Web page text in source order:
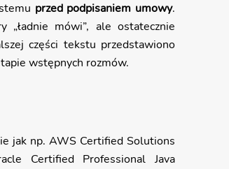
przed podpisaniem umowy.
„ładnie mówi”, ale ostatecznie
części tekstu przedstawiono
wstępnych rozmów.
jak np. AWS Certified Solutions
Certified Professional Java